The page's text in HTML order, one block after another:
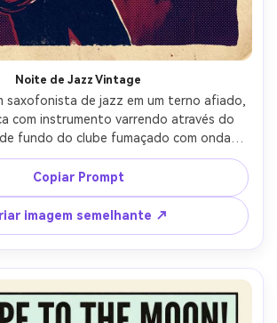
Noite de Jazz Vintage
saxofonista de jazz em um terno afiado,
com instrumento varrendo através do
fundo do clube fumaçado com ondas
hierarquia tipográfica ousada com um
de banda grande, tintas limitadas em
carmesim e bege, textura de papel
meio tom grossos para sombras, estilo
alto contraste, composição enérgica
um folheto de gig, lente de 85mm,
campo rasa, iluminação cinematográfica
Copiar Prompt
imagem semelhante ↗